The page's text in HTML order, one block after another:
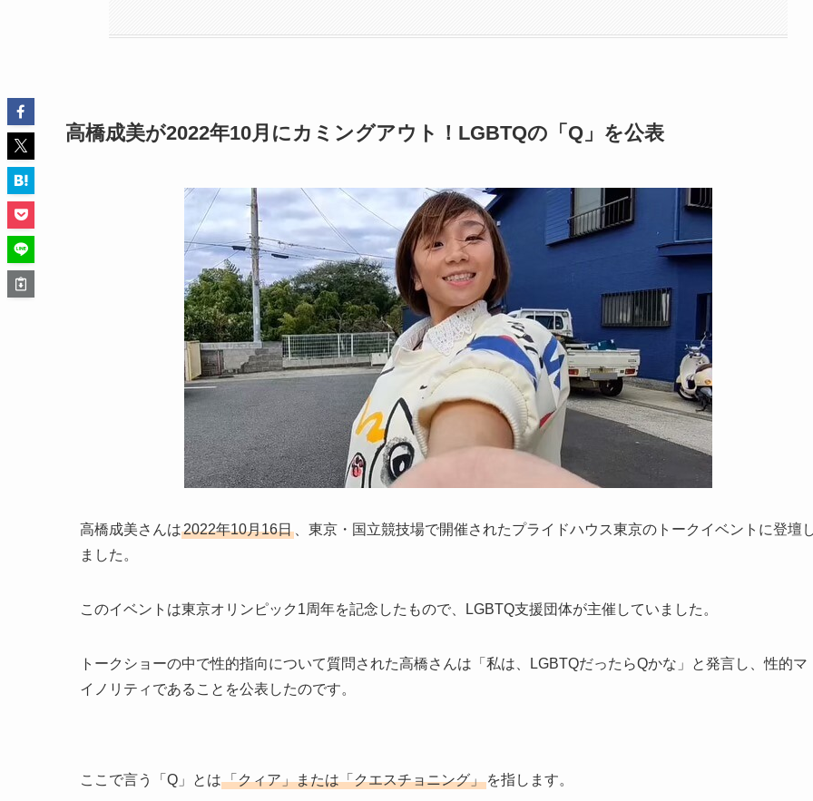
高橋成美が2022年10月にカミングアウト！LGBTQの「Q」を公表
高橋成美さんは2022年10月16日
、東京・国立競技場で開催されたプライドハウス東京のトークイベントに登壇
ました。
このイベントは東京オリンピック1周年を記念したもので、LGBTQ支援団体が主催していました。
トークショーの中で性的指向について質問された高橋さんは「私は、LGBTQだったらQかな」と発言し、性的マ
イノリティであることを公表したのです。
ここで言う「Q」とは「クィア」または「クエスチョニング」 を指します。